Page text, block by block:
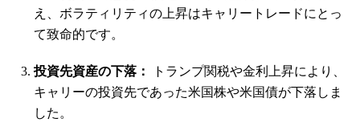
え、ボラティリティの上昇はキャリートレードにとっ
て致命的です。
投資先資産の下落：
トランプ関税や金利上昇により、
キャリーの投資先であった米国株や米国債が下落しま
した。